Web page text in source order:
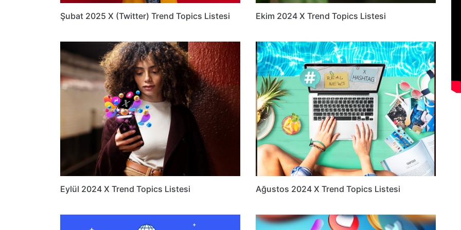
Şubat 2025 X (Twitter) Trend Topics Listesi Ekim 2024 X Trend Topics Listesi
Eylül 2024 X Trend Topics Listesi Ağustos 2024 X Trend Topics Listesi